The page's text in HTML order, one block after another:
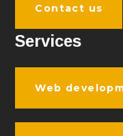
Contact us
Services
Web